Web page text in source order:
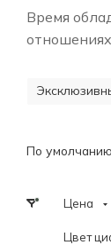
Время
По умолчанию
Цена
Цвет